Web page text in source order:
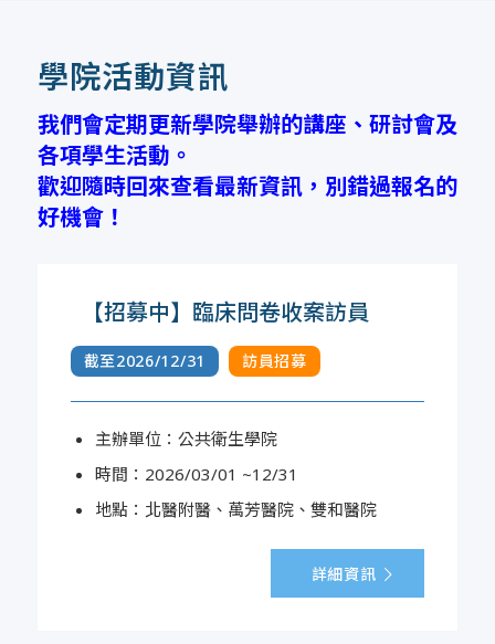
於瑞士日內瓦辦理2場專業論壇，敬邀參與
學院活動資訊
我們會定期更新學院舉辦的講座、研討會及
各項學生活動。
歡迎隨時回來查看最新資訊，別錯過報名的
好機會！
【招募中】臨床問卷收案訪員
截至2026/12/31 訪員招募
主辦單位：公共衛生學院
時間：2026/03/01 ~12/31
地點：北醫附醫、萬芳醫院、雙和醫院
詳細資訊